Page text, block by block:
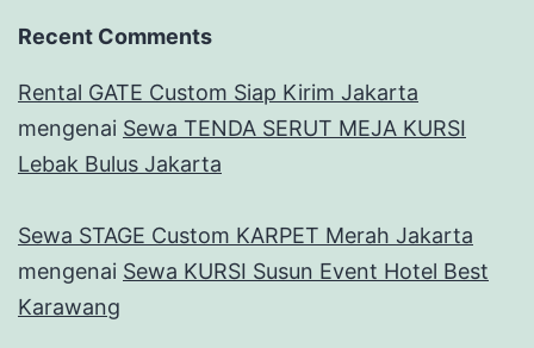
Recent Comments
Rental GATE Custom Siap Kirim Jakarta
mengenai Sewa TENDA SERUT MEJA KURSI
Lebak Bulus Jakarta
Sewa STAGE Custom KARPET Merah Jakarta
mengenai Sewa KURSI Susun Event Hotel Best
Karawang